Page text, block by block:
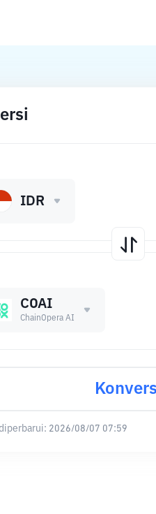
COAI
ChainOpera AI
IDR
diperbarui: 2026/08/07 07:59